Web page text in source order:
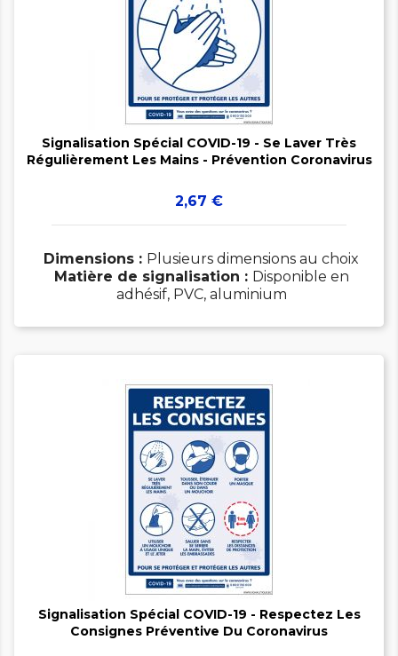


Signalisation Spécial COVID-19 - Se Laver Très
Régulièrement Les Mains - Prévention Coronavirus
Prix
2,67 €
Dimensions : Plusieurs dimensions au choix
Matière de signalisation : Disponible en
adhésif, PVC, aluminium

Signalisation Spécial COVID-19 - Respectez Les
Consignes Préventive Du Coronavirus